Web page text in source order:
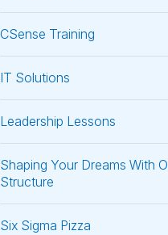
CSense Training
IT Solutions
Leadership Lessons
Shaping Your Dreams With
Structure
Six Sigma Pizza